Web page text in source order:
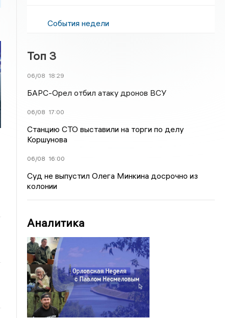
События недели
Топ 3
06/08 18:29
БАРС-Орел отбил атаку дронов ВСУ
06/08 17:00
Станцию СТО выставили на торги по делу
Коршунова
06/08 16:00
Суд не выпустил Олега Минкина досрочно из
колонии
Аналитика